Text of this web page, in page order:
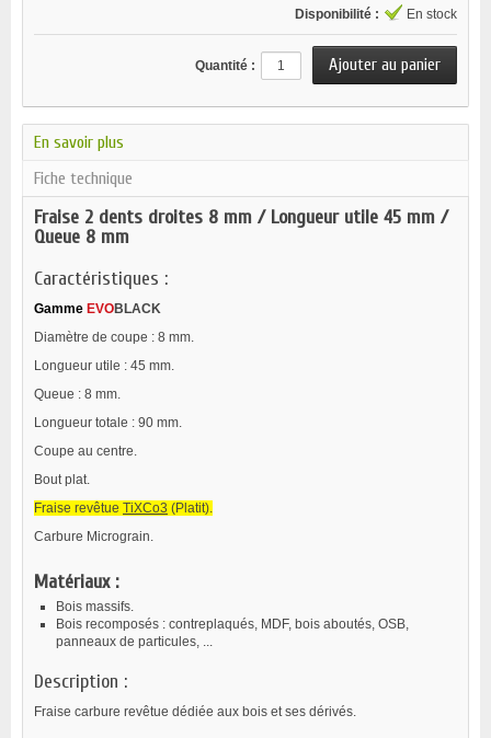
Disponibilité :
En stock
Quantité :
En savoir plus
Fiche technique
Fraise 2 dents droites 8 mm / Longueur utile 45 mm /
Queue 8 mm
Caractéristiques :
Gamme EVOBLACK
Diamètre de coupe : 8 mm.
Longueur utile : 45 mm.
Queue : 8 mm.
Longueur totale : 90 mm.
Coupe au centre.
Bout plat.
Fraise revêtue TiXCo3 (Platit).
Carbure Micrograin.
Matériaux :
Bois massifs.
Bois recomposés : contreplaqués, MDF, bois aboutés, OSB,
panneaux de particules, ...
Description :
Fraise carbure revêtue dédiée aux bois et ses dérivés.